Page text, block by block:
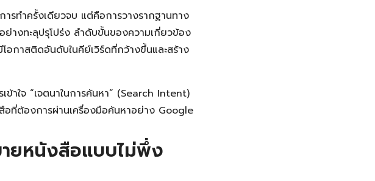
รทำครั้งเดียวจบ แต่คือการวางรากฐานทาง
างทะลุปรุโปร่ง ลำดับขั้นของความเกี่ยวข้อง
อกาสติดอันดับในคีย์เวิร์ดที่กว้างขึ้นและสร้าง
าใจ “เจตนาในการค้นหา” (Search Intent)
อที่ต้องการผ่านเครื่องมือค้นหาอย่าง Google
ยหนังสือแบบไม่พึ่ง